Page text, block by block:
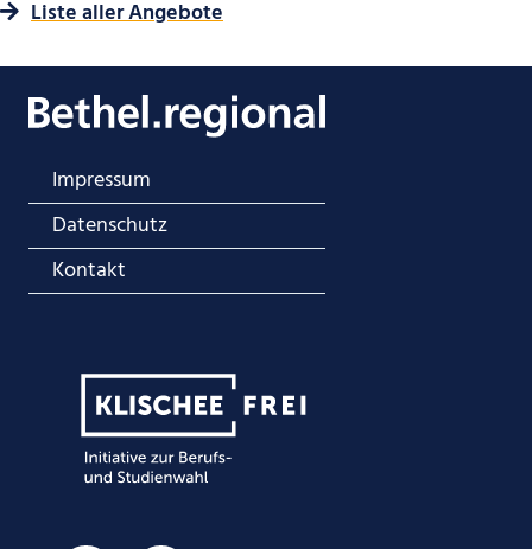
Liste aller Angebote
Impressum
Datenschutz
Kontakt